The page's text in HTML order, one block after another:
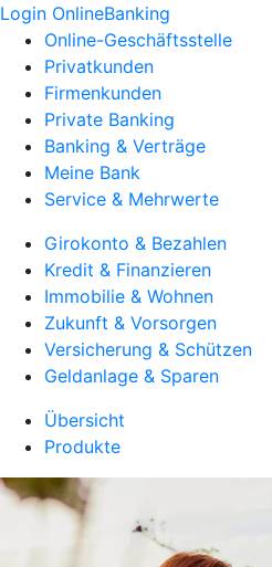
Login OnlineBanking
Online-Geschäftsstelle
Privatkunden
Firmenkunden
Private Banking
Banking & Verträge
Meine Bank
Service & Mehrwerte
Girokonto & Bezahlen
Kredit & Finanzieren
Immobilie & Wohnen
Zukunft & Vorsorgen
Versicherung & Schützen
Geldanlage & Sparen
Übersicht
Produkte